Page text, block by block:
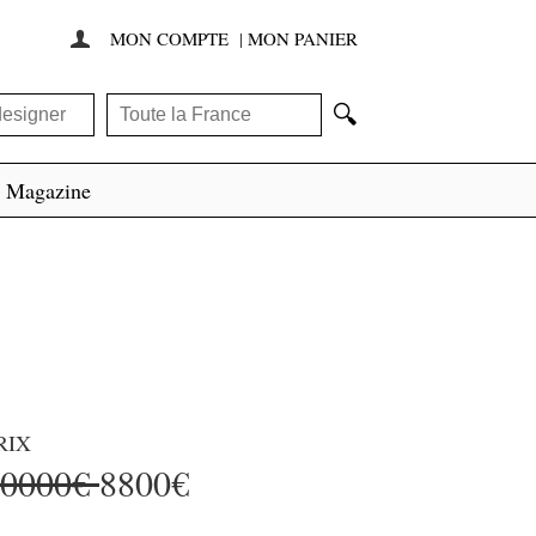
 MON COMPTE | MON PANIER
🔍
Magazine
8800€